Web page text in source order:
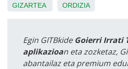
GIZARTEA ORDIZIA
Egin GITBkide Goierri Irrati
aplikazioan eta zozketaz,
abantailaz eta premium